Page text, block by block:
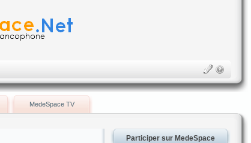
MedeSpace TV
Participer sur MedeSpace